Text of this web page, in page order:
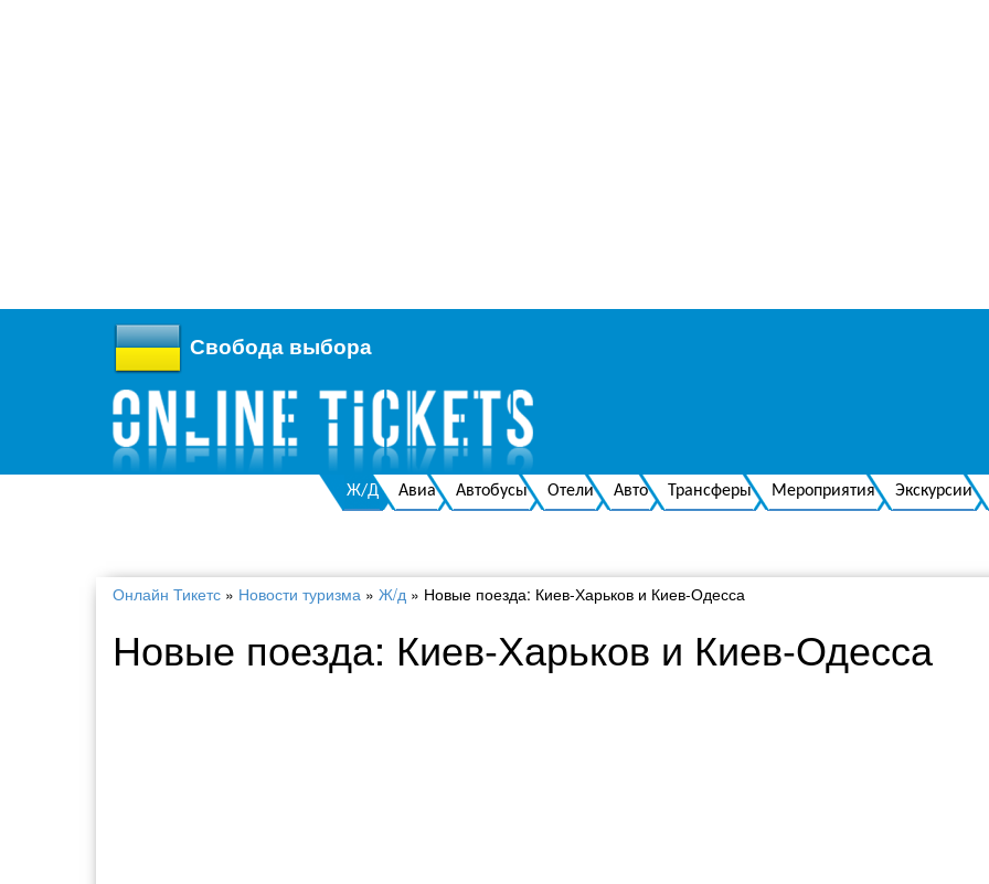
Свобода выбора
Ж/Д Авиа Автобусы Отели Авто Трансферы Мероприятия Экскурсии
Онлайн Тикетс » Новости туризма » Ж/д » Новые поезда: Киев-Харьков и Киев-Одесса
Новые поезда: Киев-Харьков и Киев-Одесса